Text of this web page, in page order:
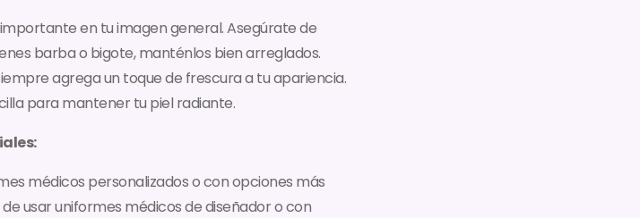
en tu imagen general. Asegúrate de
barba o bigote, manténlos bien arreglados.
agrega un toque de frescura a tu apariencia.
para mantener tu piel radiante.
médicos personalizados o con opciones más
usar uniformes médicos de diseñador o con